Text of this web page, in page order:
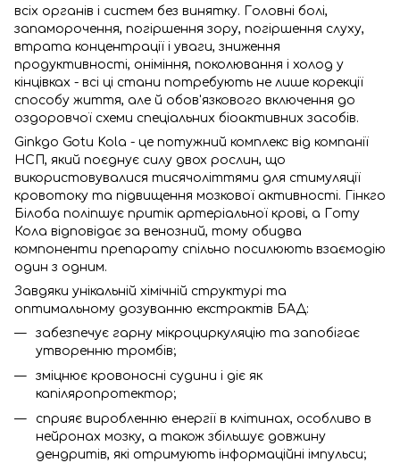
всіх органів і систем без винятку. Головні болі,
запаморочення, погіршення зору, погіршення слуху,
втрата концентрації і уваги, зниження
продуктивності, оніміння, поколювання і холод у
кінцівках - всі ці стани потребують не лише корекції
способу життя, але й обов'язкового включення до
оздоровчої схеми спеціальних біоактивних засобів.
Ginkgo Gotu Kola - це потужний комплекс від компанії
НСП, який поєднує силу двох рослин, що
використовувалися тисячоліттями для стимуляції
кровотоку та підвищення мозкової активності. Гінкго
Білоба поліпшує притік артеріальної крові, а Готу
Кола відповідає за венозний, тому обидва
компоненти препарату спільно посилюють взаємодію
один з одним.
Завдяки унікальній хімічній структурі та
оптимальному дозуванню екстрактів БАД:
забезпечує гарну мікроциркуляцію та запобігає
утворенню тромбів;
зміцнює кровоносні судини і діє як
капіляропротектор;
сприяє виробленню енергії в клітинах, особливо в
нейронах мозку, а також збільшує довжину
дендритів, які отримують інформаційні імпульси;